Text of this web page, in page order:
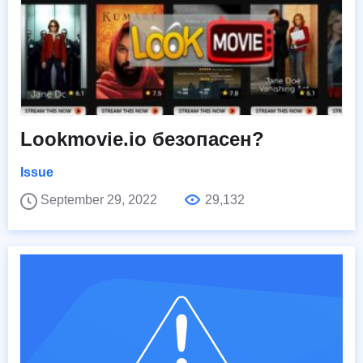
Lookmovie.io безопасен?
Issue
September 29, 2022
29,132